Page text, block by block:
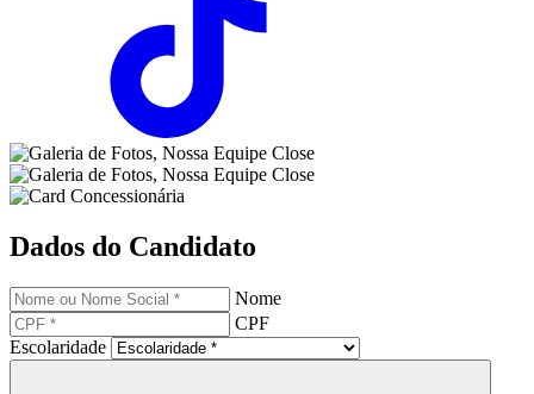
Dados do Candidato
Nome
CPF
Escolaridade